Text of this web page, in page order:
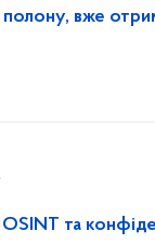
з полону, вже
та